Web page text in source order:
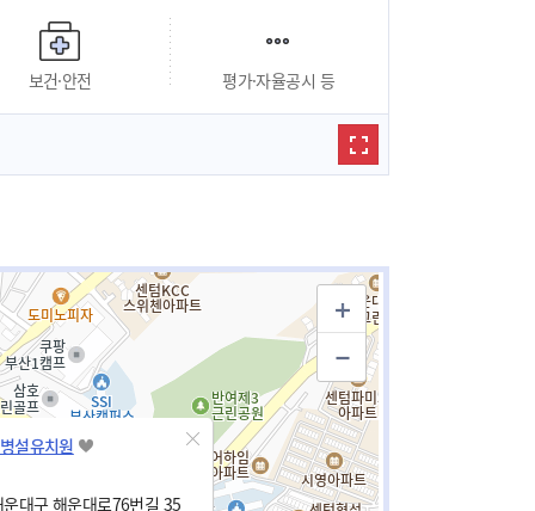
보건·안전 평가·자율공시 등
설유치원
대구 해운대로76번길 35